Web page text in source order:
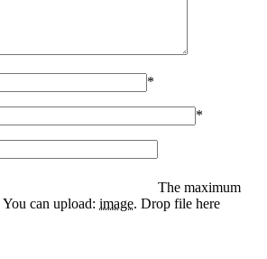
*
*
The maximum
You can upload: image. Drop file here